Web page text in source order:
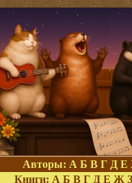
Авторы: А Б В Г Д Е
Книги: А Б В Г Д Е Ж З